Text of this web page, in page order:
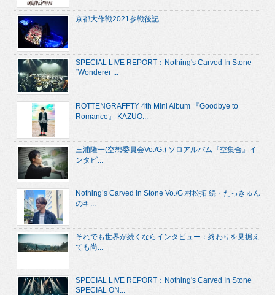
京都大作戦2021参戦後記
SPECIAL LIVE REPORT：Nothing's Carved In Stone
“Wonderer ...
ROTTENGRAFFTY 4th Mini Album 『Goodbye to
Romance』 KAZUO...
三浦隆一(空想委員会Vo./G.) ソロアルバム『空集合』イ
ンタビ...
Nothing’s Carved In Stone Vo./G.村松拓 続・たっきゅん
のキ...
それでも世界が続くならインタビュー：終わりを見据え
ても尚...
SPECIAL LIVE REPORT：Nothing's Carved In Stone
SPECIAL ON...